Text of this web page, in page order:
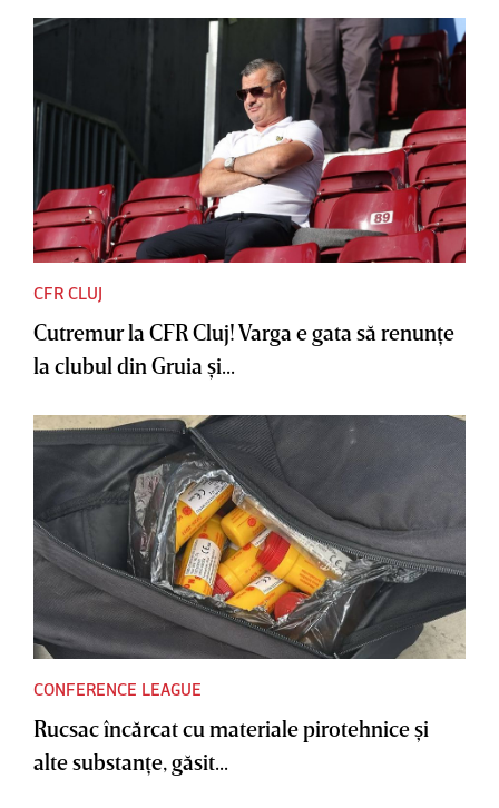
CFR CLUJ
Cutremur la CFR Cluj! Varga e gata să renunţe
la clubul din Gruia şi...
CONFERENCE LEAGUE
Rucsac încărcat cu materiale pirotehnice şi
alte substanţe, găsit...